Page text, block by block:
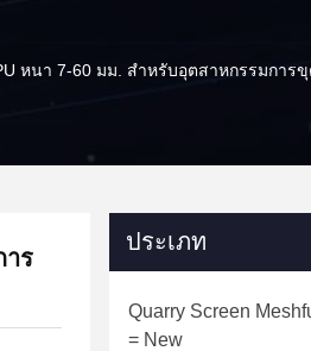
หนา 7-60 มม. สำหรับอุตสาหกรรมการ
าร
ประเภท
Quarry Screen
= New